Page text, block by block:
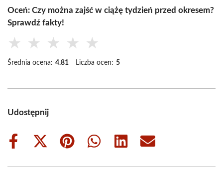
Oceń: Czy można zajść w ciążę tydzień przed okresem?
Sprawdź fakty!
★ ★ ★ ★ ★
Średnia ocena: 4.81 Liczba ocen: 5
Udostępnij
Share
Share
(Twitter)
Share
Share
Share
Share